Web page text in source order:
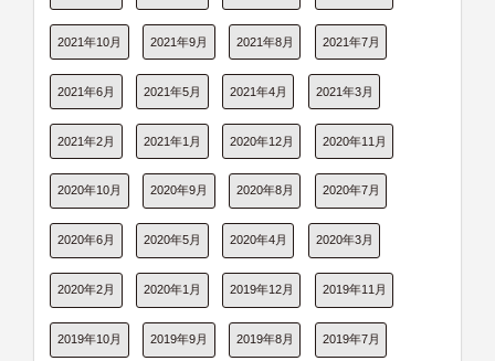
2021年10月 2021年9月 2021年8月 2021年7月
2021年6月 2021年5月 2021年4月 2021年3月
2021年2月 2021年1月 2020年12月 2020年11月
2020年10月 2020年9月 2020年8月 2020年7月
2020年6月 2020年5月 2020年4月 2020年3月
2020年2月 2020年1月 2019年12月 2019年11月
2019年10月 2019年9月 2019年8月 2019年7月